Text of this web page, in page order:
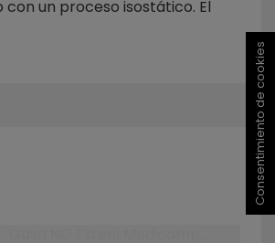
un proceso isostático. El
Consentimiento de cookies